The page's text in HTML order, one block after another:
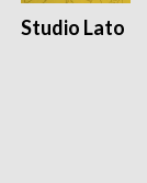
Studio Lato